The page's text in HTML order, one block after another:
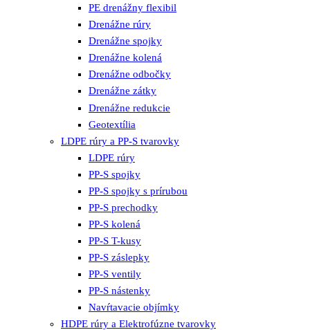
PE drenážny flexibil
Drenážne rúry
Drenážne spojky
Drenážne kolená
Drenážne odbočky
Drenážne zátky
Drenážne redukcie
Geotextília
LDPE rúry a PP-S tvarovky
LDPE rúry
PP-S spojky
PP-S spojky s prírubou
PP-S prechodky
PP-S kolená
PP-S T-kusy
PP-S záslepky
PP-S ventily
PP-S nástenky
Navŕtavacie objímky
HDPE rúry a Elektrofúzne tvarovky